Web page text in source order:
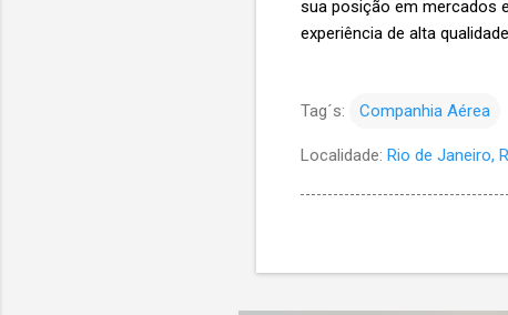
sua posição em mercados
experiência de alta qualidade.
Tag´s: Companhia Aérea
Localidade: Rio de Janeiro,